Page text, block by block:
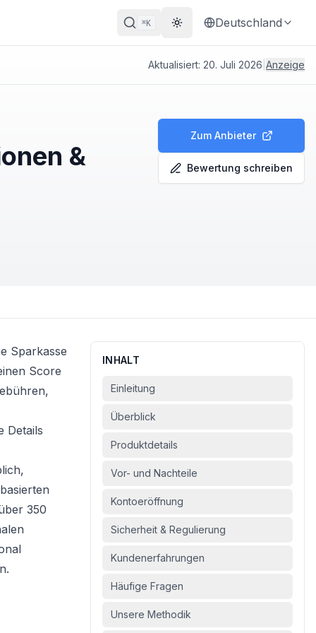
⌘K Theme wechseln
Deutschland
Aktualisiert: 20. Juli 2026 Anzeige
&
Zum Anbieter
Bewertung schreiben
Sparkasse
Score
Details
350
INHALT
Einleitung
Überblick
Produktdetails
Vor- und Nachteile
Kontoeröffnung
Sicherheit & Regulierung
Kundenerfahrungen
Häufige Fragen
Unsere Methodik